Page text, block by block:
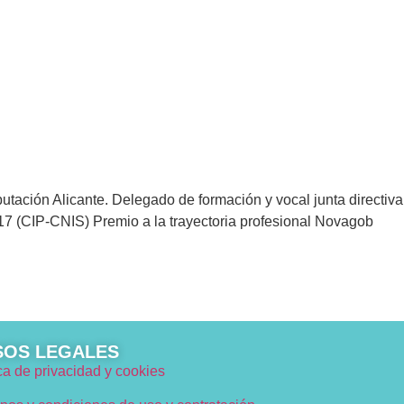
Alicante. Delegado de formación y vocal junta directiva
(CIP-CNIS) Premio a la trayectoria profesional Novagob
LEGALES
de privacidad y cookies